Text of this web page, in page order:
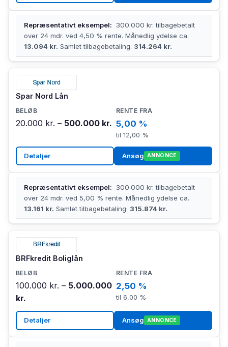
Repræsentativt eksempel: 300.000 kr. tilbagebetalt
over 24 mdr. ved 4,50 % rente. Månedlig ydelse ca.
13.094 kr. Samlet tilbagebetaling: 314.264 kr.
Spar Nord Lån
20.000 kr. – 500.000 kr. 5,00 %
til 12,00 %
Detaljer Ansøg ANNONCE
Repræsentativt eksempel: 300.000 kr. tilbagebetalt
over 24 mdr. ved 5,00 % rente. Månedlig ydelse ca.
13.161 kr. Samlet tilbagebetaling: 315.874 kr.
BRFkredit Boliglån
100.000 kr. – 5.000.000
kr.
2,50 %
til 6,00 %
Detaljer Ansøg ANNONCE